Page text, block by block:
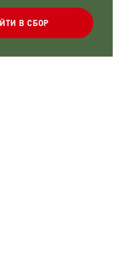
В СБОР